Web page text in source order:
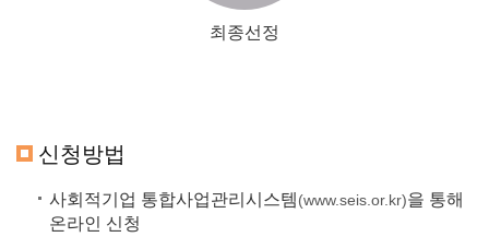
최종선정
신청방법
사회적기업 통합사업관리시스템(www.seis.or.kr)을 통해
온라인 신청